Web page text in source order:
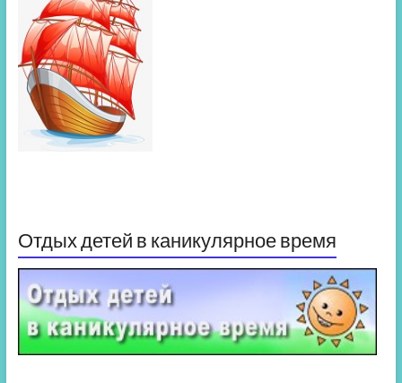
Отдых детей в каникулярное время